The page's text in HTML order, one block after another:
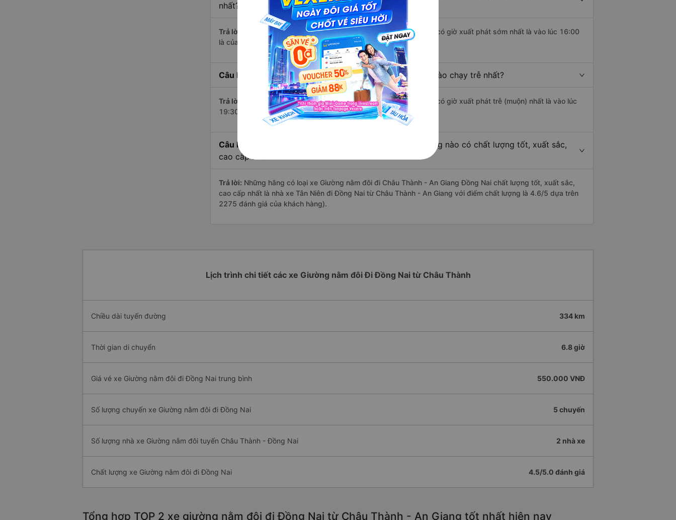
nhất?
Trả lời: ChuyếnGiường nằm đôi Châu Thành - An Giang Đồng Nai
có giờ xuất phát sớm nhất là vào lúc 16:00
là của nhà xe Mai Quyên.
Câu hỏi: Nhà xe đi Đồng Nai từ Châu Thành - An Giang nào chạy trễ nhất?
Trả lời: ChuyếnGiường nằm đôi Châu Thành - An Giang Đồng Nai
có giờ xuất phát trễ (muộn) nhất là vào lúc
19:30 là của nhà xe Mai Quyên.
Câu hỏi:
Review xe đi Đồng Nai từ Châu Thành - An Giang nào có chất lượng tốt, xuất sắc,
cao cấp nhất?
Trả lời: Những hãng có loại xe Giường nằm đôi đi Châu Thành - An Giang Đồng Nai chất lượng tốt, xuất sắc,
cao cấp nhất là nhà xe Tân Niên đi Đồng Nai từ Châu Thành - An Giang với điểm chất lượng là 4.6/5 dựa trên
2275 đánh giá của khách hàng).
Lịch trình chi tiết các xe Giường nằm đôi Đi Đồng Nai từ Châu Thành
Chiều dài tuyến đường 334 km
Thời gian di chuyển 6.8 giờ
Giá vé xe Giường nằm đôi đi Đồng Nai trung bình 550.000 VNĐ
Số lượng chuyến xe Giường nằm đôi đi Đồng Nai 5 chuyến
Số lượng nhà xe Giường nằm đôi tuyến Châu Thành - Đồng Nai 2 nhà xe
Chất lượng xe Giường nằm đôi đi Đồng Nai 4.5/5.0 đánh giá
Tổng hợp TOP 2 xe giường nằm đôi đi Đồng Nai từ Châu Thành - An Giang tốt nhất hiện nay